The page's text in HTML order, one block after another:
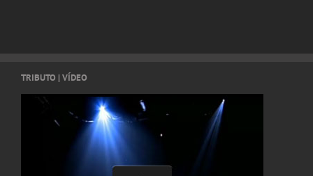
TRIBUTO | VÍDEO